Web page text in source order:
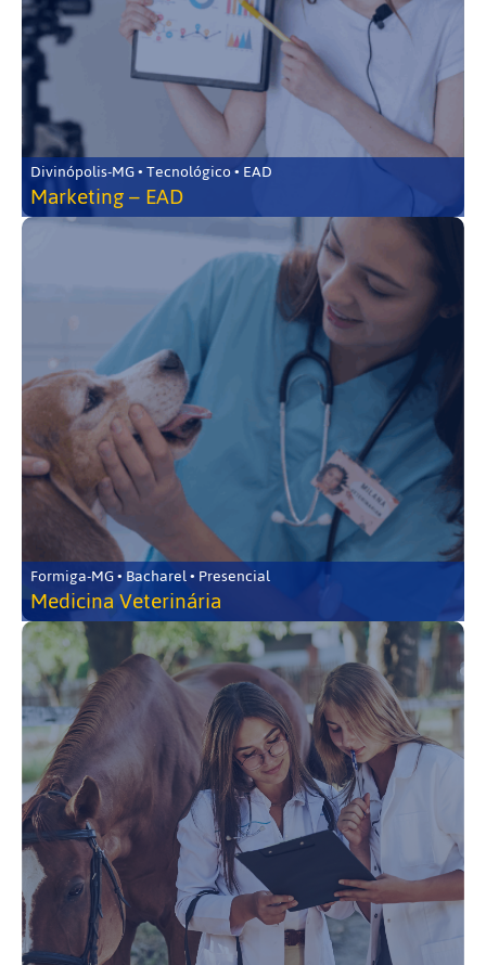
Divinópolis-MG • Tecnológico • EAD
Marketing – EAD
Formiga-MG • Bacharel • Presencial
Medicina Veterinária